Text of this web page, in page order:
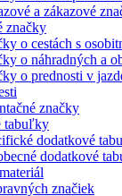
a zákazové
značky
o cestách s
o náhradných a
o prednosti v
značky
tabuľky
dodatkové
dodatkové
značiek